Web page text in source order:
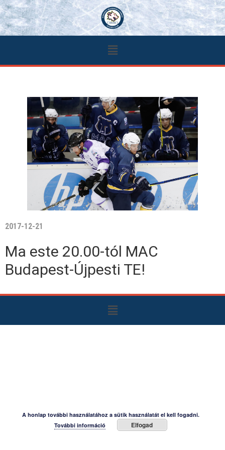
2017-12-21
Ma este 20.00-tól MAC
Budapest-Újpesti TE!
A honlap további használatához a sütik használatát el kell fogadni.
További információ
Elfogad